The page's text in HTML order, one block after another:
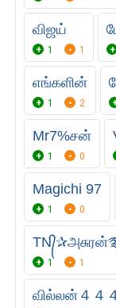
விஜய்
1 1
எங்களின்
1 2
Mr7%சன்
1 0
Magichi 97
1 0
1 1
வில்லன்４４